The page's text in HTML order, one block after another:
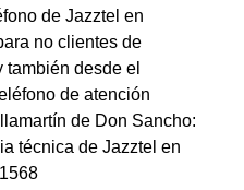
de Jazztel en
no clientes de
desde el
de atención
de Don Sancho:
técnica de Jazztel en